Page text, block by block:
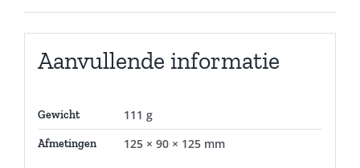
Aanvullende informatie
Gewicht 111 g
Afmetingen 125 × 90 × 125 mm